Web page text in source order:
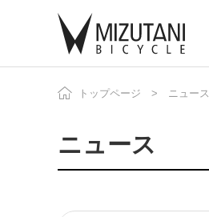
トップページ ニュース
ニュース